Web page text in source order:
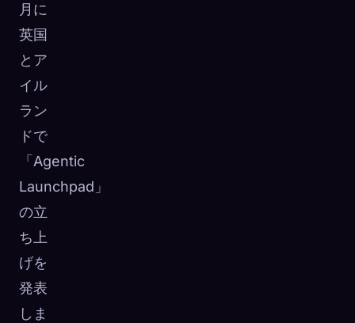
月に
英国
とア
イル
ラン
ドで
「Agentic
Launchpad」
の立
ち上
げを
発表
しま